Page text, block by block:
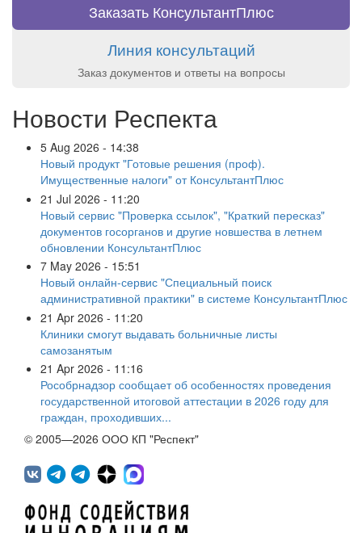
Заказать КонсультантПлюс
Линия консультаций
Заказ документов и ответы на вопросы
Новости Респекта
5 Aug 2026 - 14:38
Новый продукт "Готовые решения (проф).
Имущественные налоги" от КонсультантПлюс
21 Jul 2026 - 11:20
Новый сервис "Проверка ссылок", "Краткий пересказ"
документов госорганов и другие новшества в летнем
обновлении КонсультантПлюс
7 May 2026 - 15:51
Новый онлайн-сервис "Специальный поиск
административной практики" в системе КонсультантПлюс
21 Apr 2026 - 11:20
Клиники смогут выдавать больничные листы
самозанятым
21 Apr 2026 - 11:16
Рособрнадзор сообщает об особенностях проведения
государственной итоговой аттестации в 2026 году для
граждан, проходивших...
© 2005—2026 ООО КП "Респект"